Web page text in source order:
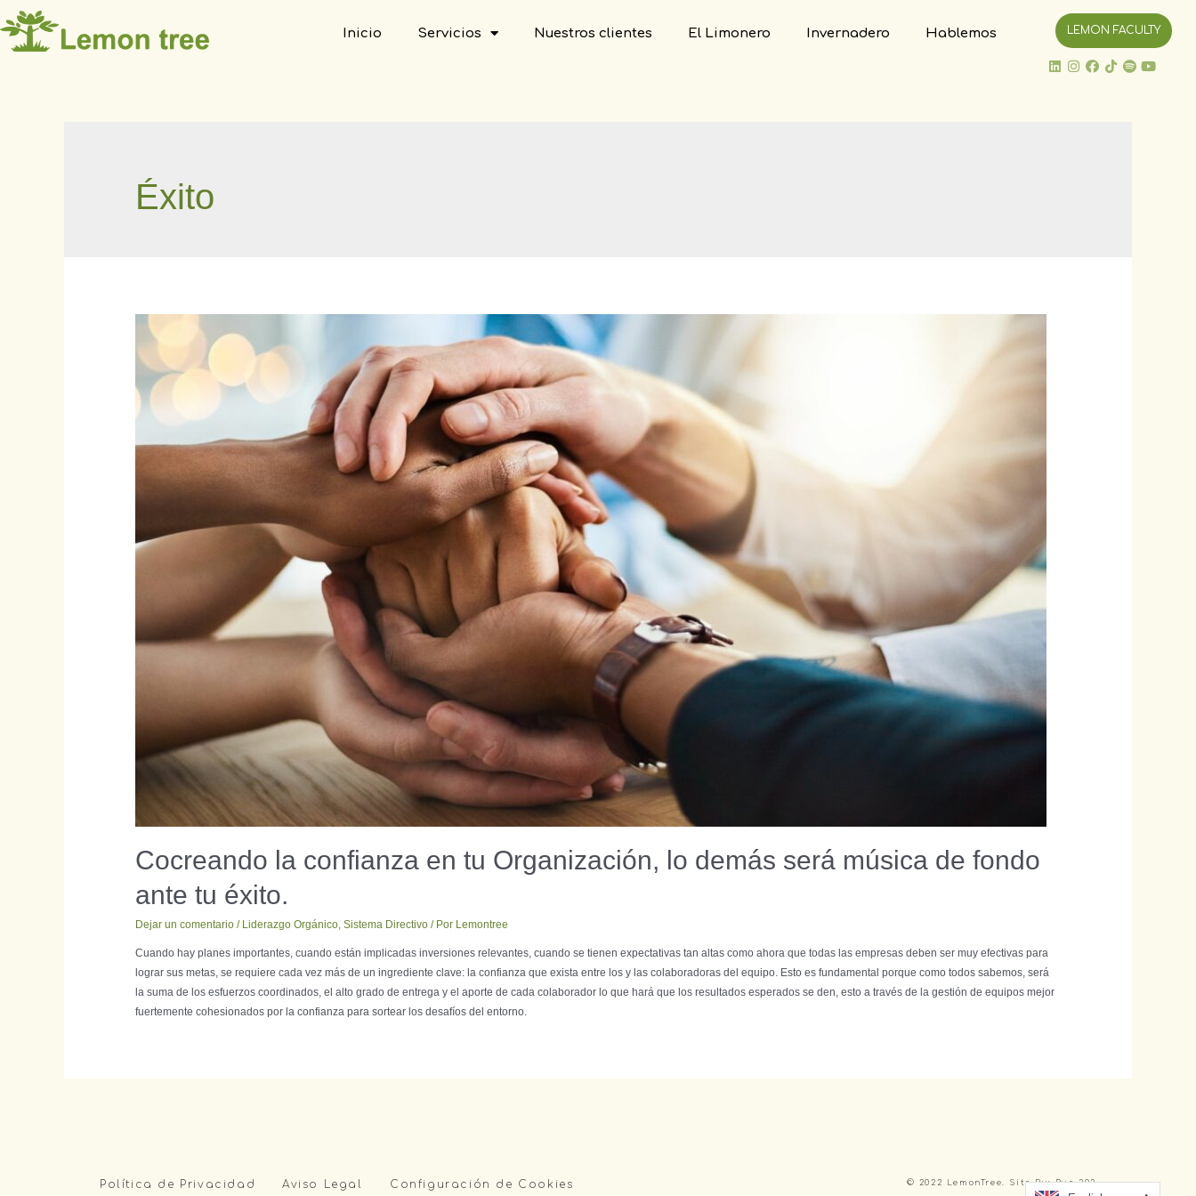
Inicio Servicios Nuestros clientes El Limonero Invernadero Hablemos LEMON FACULTY
Éxito
Cocreando la confianza en tu Organización, lo demás será música de fondo
ante tu éxito.
Dejar un comentario / Liderazgo Orgánico,Sistema Directivo / Por Lemontree
Cuando hay planes importantes, cuando están implicadas inversiones relevantes, cuando se tienen expectativas tan altas como ahora que todas las empresas deben ser muy efectivas para
lograr sus metas, se requiere cada vez más de un ingrediente clave: la confianza que exista entre los y las colaboradoras del equipo. Esto es fundamental porque como todos sabemos, será
la suma de los esfuerzos coordinados, el alto grado de entrega y el aporte de cada colaborador lo que hará que los resultados esperados se den, esto a través de la gestión de equipos mejor
fuertemente cohesionados por la confianza para sortear los desafíos del entorno.
Política de Privacidad Aviso Legal Configuración de Cookies © 2022 LemonTree. Site By: Rue 303